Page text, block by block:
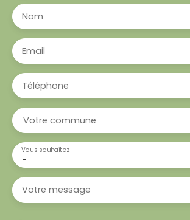
Nom
Email
Téléphone
Votre commune
-
Vous souhaitez
Votre message